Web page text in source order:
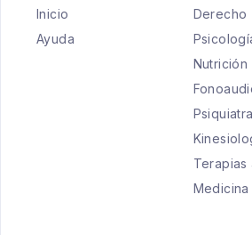
Inicio
Ayuda
Derecho
Nutrición
Psiquiatra
Terapias
Medicina